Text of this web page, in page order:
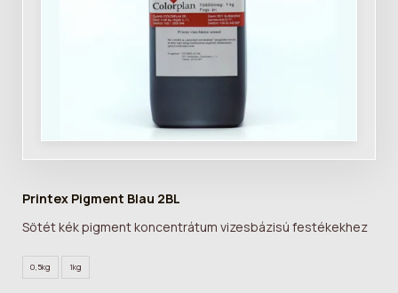
Printex Pigment Blau 2BL
Sötét kék pigment koncentrátum vizesbázisú festékekhez
0,5kg 1kg